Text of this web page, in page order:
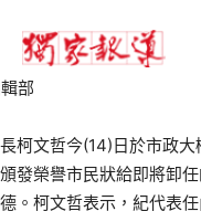
部
柯文哲今(14)日於市政大
發榮譽市民狀給即將卸
。柯文哲表示，紀代表